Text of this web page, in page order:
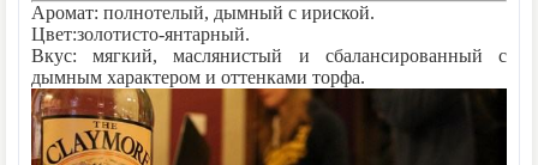
Количество:
- или -
Аромат: полнотелый, дымный с ириской.
Цвет:золотисто-янтарный.
Вкус: мягкий, маслянистый и сбалансированный с
дымным характером и оттенками торфа.